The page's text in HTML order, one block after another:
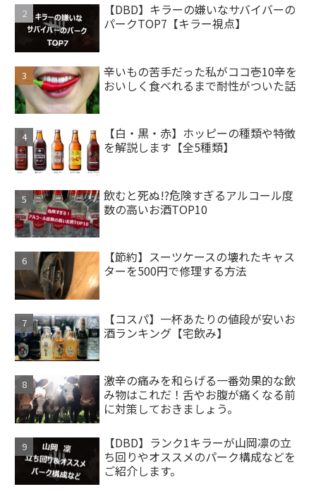
【DBD】キラーの嫌いなサバイバーの
パークTOP7【キラー視点】
辛いもの苦手だった私がココ壱10辛を
おいしく食べれるまで耐性がついた話
【白・黒・赤】ホッピーの種類や特徴
を解説します【全5種類】
飲むと死ぬ!?危険すぎるアルコール度
数の高いお酒TOP10
【節約】スーツケースの壊れたキャス
ターを500円で修理する方法
【コスパ】一杯あたりの値段が安いお
酒ランキング【宅飲み】
激辛の痛みを和らげる一番効果的な飲
み物はこれだ！舌やお腹が痛くなる前
に対策しておきましょう。
【DBD】ランク1キラーが山岡凛の立
ち回りやオススメのパーク構成などを
ご紹介します。